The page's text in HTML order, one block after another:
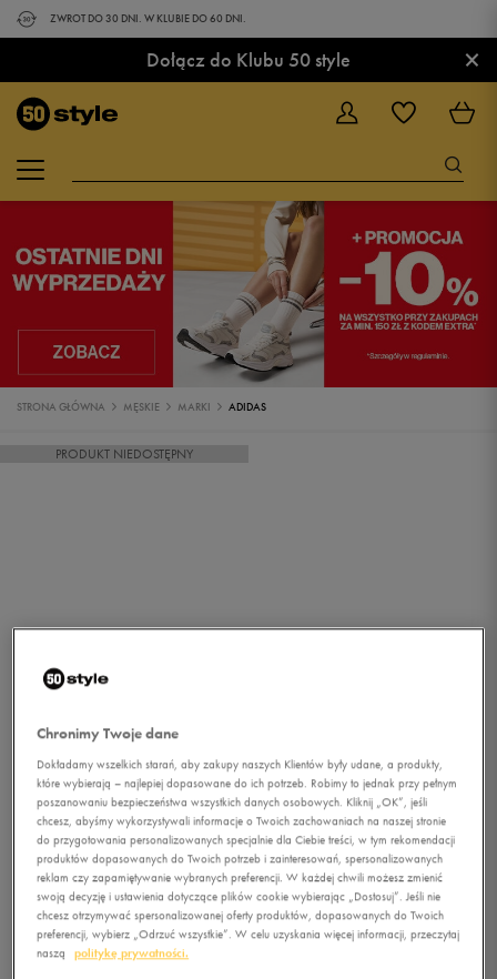
ZWROT DO 30 DNI. W KLUBIE DO 60 DNI.
Dołącz do Klubu 50 style ×
STRONA GŁÓWNA MĘSKIE MARKI ADIDAS
PRODUKT NIEDOSTĘPNY
Chronimy Twoje dane
Dokładamy wszelkich starań, aby zakupy naszych Klientów były udane, a produkty,
które wybierają – najlepiej dopasowane do ich potrzeb. Robimy to jednak przy pełnym
poszanowaniu bezpieczeństwa wszystkich danych osobowych. Kliknij „OK”, jeśli
chcesz, abyśmy wykorzystywali informacje o Twoich zachowaniach na naszej stronie
do przygotowania personalizowanych specjalnie dla Ciebie treści, w tym rekomendacji
produktów dopasowanych do Twoich potrzeb i zainteresowań, spersonalizowanych
reklam czy zapamiętywanie wybranych preferencji. W każdej chwili możesz zmienić
swoją decyzję i ustawienia dotyczące plików cookie wybierając „Dostosuj”. Jeśli nie
chcesz otrzymywać spersonalizowanej oferty produktów, dopasowanych do Twoich
preferencji, wybierz „Odrzuć wszystkie”. W celu uzyskania więcej informacji, przeczytaj
naszą
politykę prywatności.